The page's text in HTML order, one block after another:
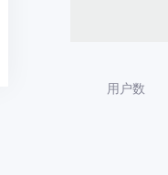
用户数